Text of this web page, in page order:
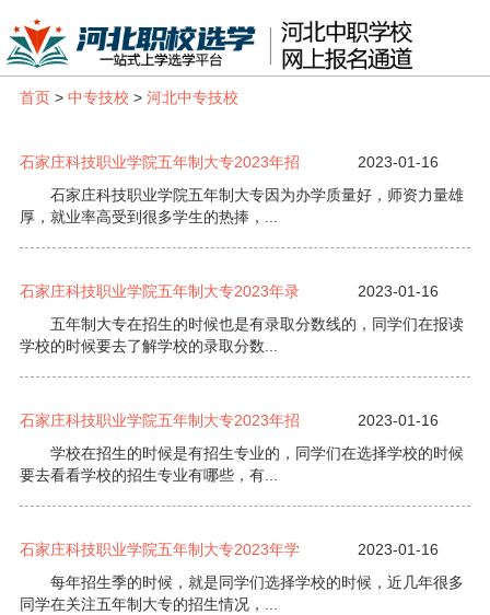
首页> 中专技校 > 河北中专技校
石家庄科技职业学院五年制大专2023年招
2023-01-16
石家庄科技职业学院五年制大专因为办学质量好，师资力量雄
厚，就业率高受到很多学生的热捧，...
石家庄科技职业学院五年制大专2023年录
2023-01-16
五年制大专在招生的时候也是有录取分数线的，同学们在报读
学校的时候要去了解学校的录取分数...
石家庄科技职业学院五年制大专2023年招
2023-01-16
学校在招生的时候是有招生专业的，同学们在选择学校的时候
要去看看学校的招生专业有哪些，有...
石家庄科技职业学院五年制大专2023年学
2023-01-16
每年招生季的时候，就是同学们选择学校的时候，近几年很多
同学在关注五年制大专的招生情况，...